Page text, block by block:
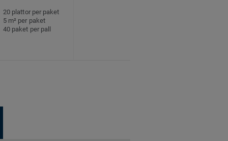
20 plattor per paket
5 m² per paket
40 paket per pall